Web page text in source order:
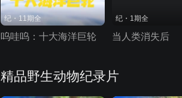
纪・11期全
呜哇呜：十大海洋巨轮
纪・1期全
当人类消失后
精品野生动物纪录片